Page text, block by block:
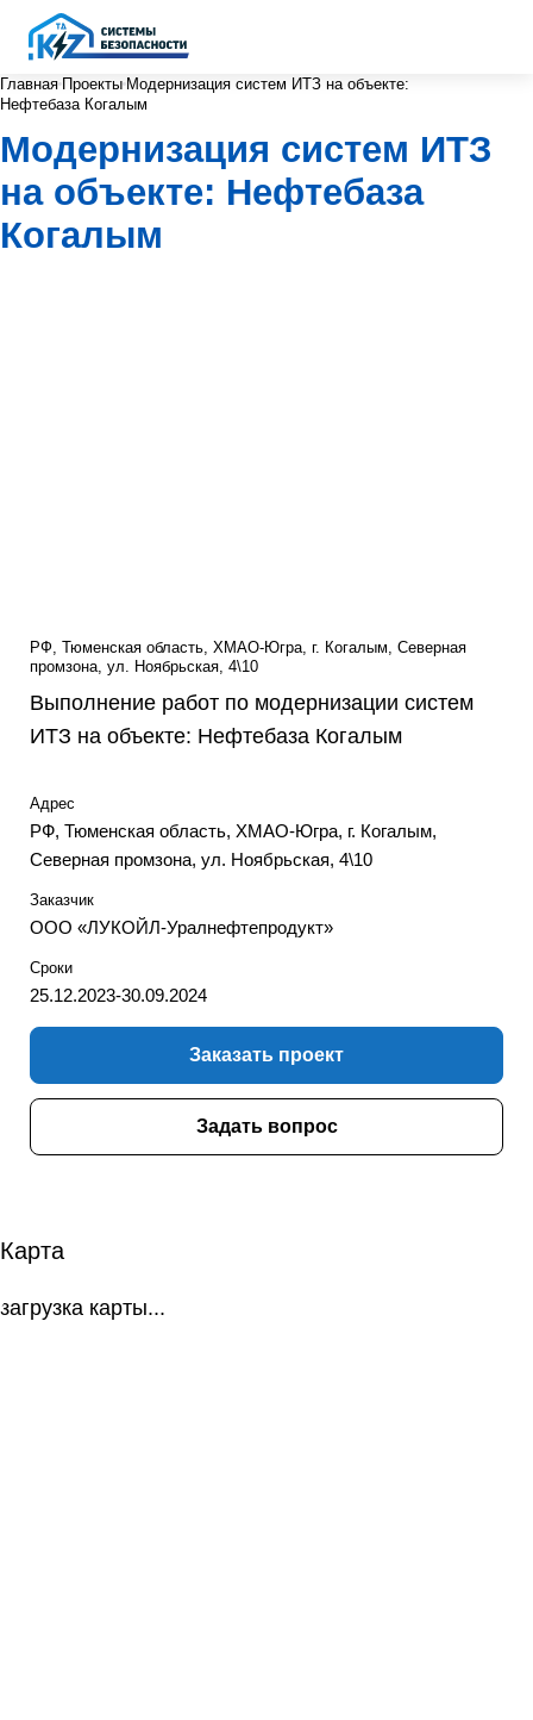
Главная Проекты Модернизация систем ИТЗ на объекте:
Нефтебаза Когалым
Модернизация систем ИТЗ
на объекте: Нефтебаза
Когалым
РФ, Тюменская область, ХМАО-Югра, г. Когалым, Северная
промзона, ул. Ноябрьская, 4\10
Выполнение работ по модернизации систем
ИТЗ на объекте: Нефтебаза Когалым
Адрес
РФ, Тюменская область, ХМАО-Югра, г. Когалым,
Северная промзона, ул. Ноябрьская, 4\10
Заказчик
ООО «ЛУКОЙЛ-Уралнефтепродукт»
Сроки
25.12.2023-30.09.2024
Заказать проект
Задать вопрос
Карта
загрузка карты...